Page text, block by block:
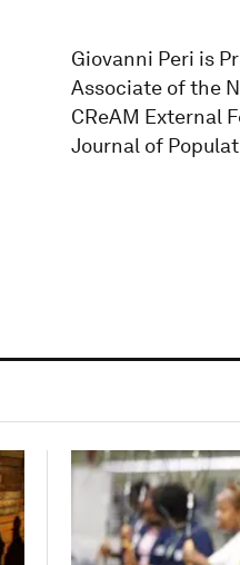
Giovanni Peri is
Associate of the
CReAM External
Journal of